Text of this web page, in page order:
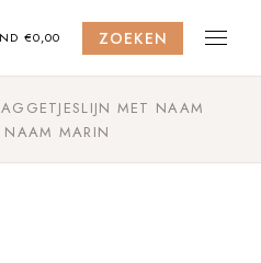
€0,00 ZOEKEN
MET NAAM
NAAM MARIN